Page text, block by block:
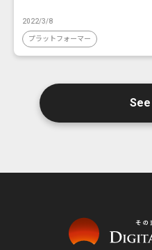
2022/3/8
プラットフォーマー